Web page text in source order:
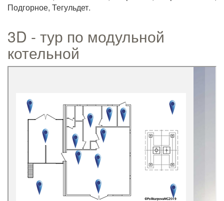
Подгорное, Тегульдет.
3D - тур по модульной
котельной